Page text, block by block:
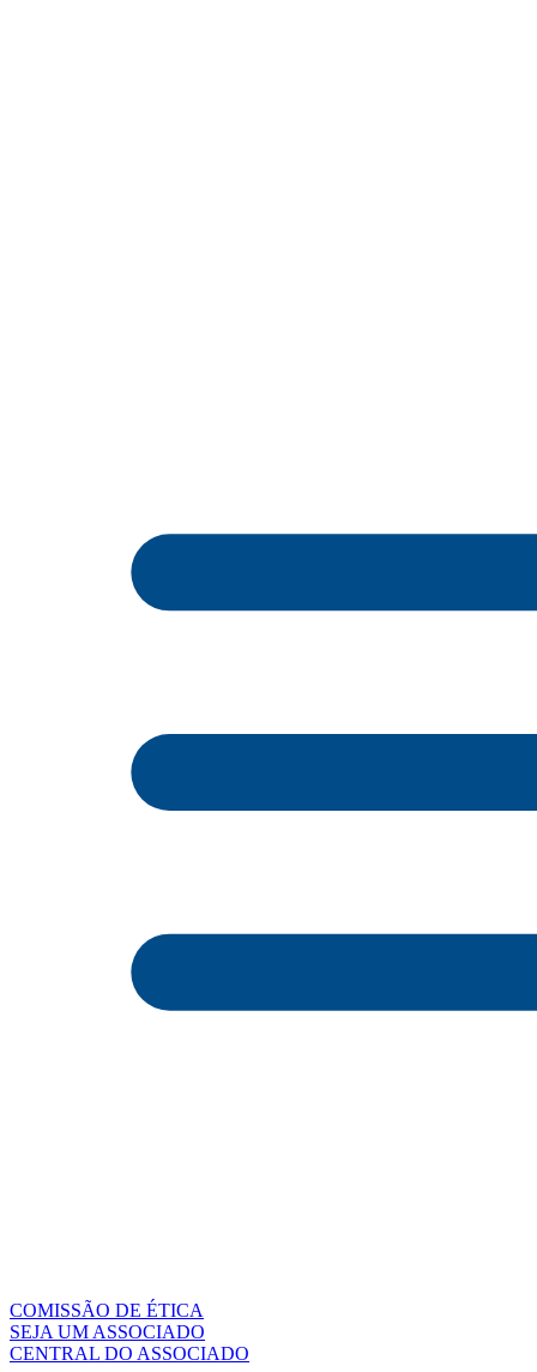
COMISSÃO DE ÉTICA
SEJA UM ASSOCIADO
CENTRAL DO ASSOCIADO